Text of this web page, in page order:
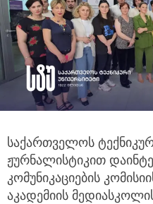
საქართველოს
ჟურნალისტიკით
კომუნიკაციების
აკადემიის